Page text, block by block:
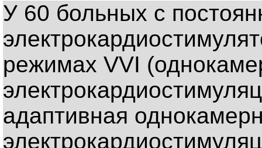
У 60 больных с
режимах VVI
адаптивная